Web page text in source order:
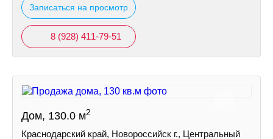
Записаться на просмотр
8 (928) 411-79-51
Дом, 130.0 м2
Краснодарский край, Новороссийск г., Центральный